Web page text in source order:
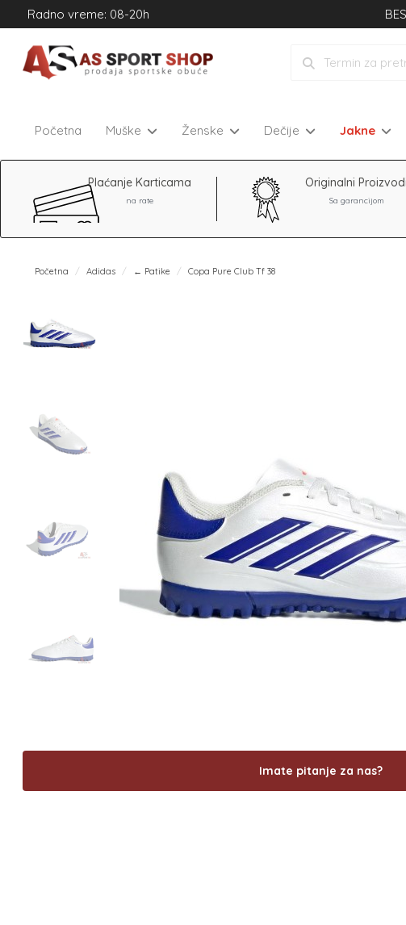
Radno vreme: 08-20h
Početna Muške Ženske Dečije Jakne
Plaćanje Karticama
na rate
Originalni Proizvodi
Sa garancijom
Početna Adidas ← Patike Copa Pure Club Tf 38
Imate pitanje za nas?